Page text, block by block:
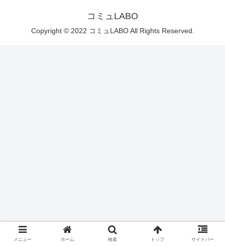
コミュLABO
Copyright © 2022 コミュLABO All Rights Reserved.
メニュー ホーム 検索 トップ サイドバー